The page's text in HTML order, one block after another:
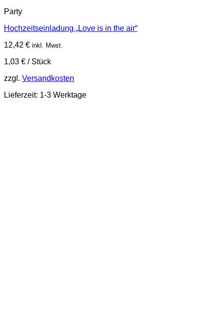
Party
Hochzeitseinladung „Love is in the air“
12,42 € inkl. Mwst.
1,03 € / Stück
zzgl. Versandkosten
Lieferzeit: 1-3 Werktage